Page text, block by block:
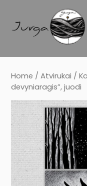
Home /Atvirukai /
devyniaragis”, juodi